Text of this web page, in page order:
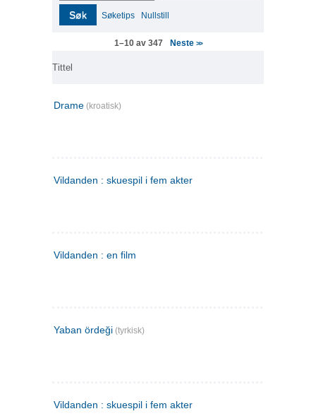
Søk Søketips Nullstill
1–10 av 347 Neste >>
Tittel
Drame (kroatisk)
Vildanden : skuespil i fem akter
Vildanden : en film
Yaban ördeği (tyrkisk)
Vildanden : skuespil i fem akter